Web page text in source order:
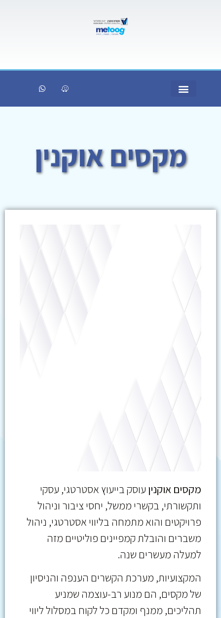
מקסים אוקנין
מקסים אוקנין עוסק בייעוץ אסטרטגי, עסקי
ותקשורתי, בקשרי ממשל, יחסי ציבור וניהול
פרויקטים והוא מתמחה בליווי אסטרטגי, ניהול
משברים והובלת קמפיינים פוליטיים מזה
למעלה מעשרים שנה.
המקצועיות, מערכת הקשרים הענפה והניסיון
של מקסים, הם מנוע רב-עוצמה שמניע
תהליכים, ממנף ומקדם כל לקוח במסלול ליווי